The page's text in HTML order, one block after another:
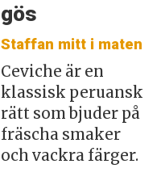
gös
Staffan mitt i maten
Ceviche är en
klassisk peruansk
rätt som bjuder på
fräscha smaker
och vackra färger.